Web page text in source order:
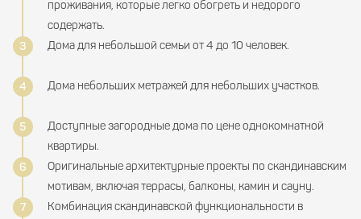
проживания, которые легко обогреть и недорого
содержать.
Дома для небольшой семьи от 4 до 10 человек.
Дома небольших метражей для небольших участков.
Доступные загородные дома по цене однокомнатной
квартиры.
Оригинальные архитектурные проекты по скандинавским
мотивам, включая террасы, балконы, камин и сауну.
Комбинация скандинавской функциональности в